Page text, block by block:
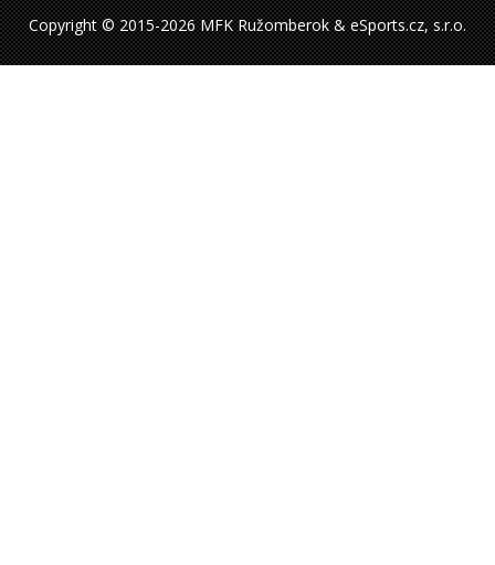
Copyright © 2015-2026 MFK Ružomberok & eSports.cz, s.r.o.